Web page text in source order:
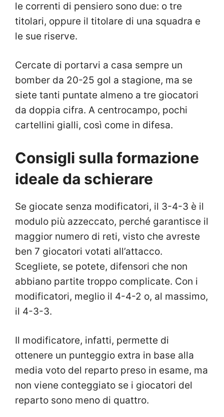
le correnti di pensiero sono due: o tre
titolari, oppure il titolare di una squadra e
le sue riserve.
Cercate di portarvi a casa sempre un
bomber da 20-25 gol a stagione, ma se
siete tanti puntate almeno a tre giocatori
da doppia cifra. A centrocampo, pochi
cartellini gialli, così come in difesa.
Consigli sulla formazione
ideale da schierare
Se giocate senza modificatori, il 3-4-3 è il
modulo più azzeccato, perché garantisce il
maggior numero di reti, visto che avreste
ben 7 giocatori votati all’attacco.
Scegliete, se potete, difensori che non
abbiano partite troppo complicate. Con i
modificatori, meglio il 4-4-2 o, al massimo,
il 4-3-3.
Il modificatore, infatti, permette di
ottenere un punteggio extra in base alla
media voto del reparto preso in esame, ma
non viene conteggiato se i giocatori del
reparto sono meno di quattro.